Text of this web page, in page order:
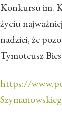
Konkursu im.
życiu
nadziei, że
Tymoteusz
https://